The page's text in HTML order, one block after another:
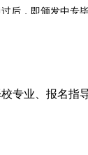
，即颁发中专
专业、报名指